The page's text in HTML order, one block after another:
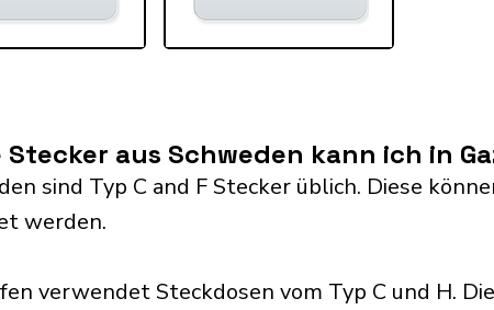
Stecker aus Schweden kann ich in
sind Typ C and F Stecker üblich. Diese
werden.
verwendet Steckdosen vom Typ C und H.